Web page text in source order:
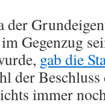
der
Gegenzug
gab die
der Beschluss
immer